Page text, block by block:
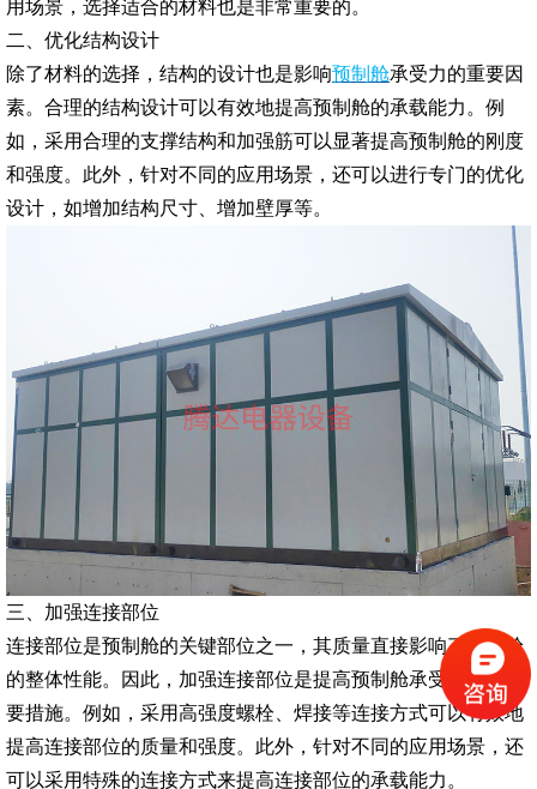
用场景，选择适合的材料也是非常重要的。
二、优化结构设计
除了材料的选择，结构的设计也是影响预制舱承受力的重要因
素。合理的结构设计可以有效地提高预制舱的承载能力。例
如，采用合理的支撑结构和加强筋可以显著提高预制舱的刚度
和强度。此外，针对不同的应用场景，还可以进行专门的优化
设计，如增加结构尺寸、增加壁厚等。
三、加强连接部位
连接部位是预制舱的关键部位之一，其质量直接影响了预制舱
的整体性能。因此，加强连接部位是提高预制舱承受能力的重
要措施。例如，采用高强度螺栓、焊接等连接方式可以有效地
提高连接部位的质量和强度。此外，针对不同的应用场景，还
可以采用特殊的连接方式来提高连接部位的承载能力。